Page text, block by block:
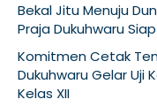
Bekal Jitu Menuju
Praja Dukuhwaru
Komitmen Cetak
Dukuhwaru Gelar Uji
Kelas XII